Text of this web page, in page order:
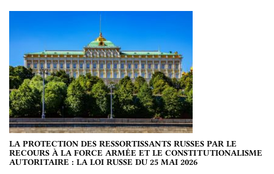
LA PROTECTION DES RESSORTISSANTS RUSSES PAR LE
RECOURS À LA FORCE ARMÉE ET LE CONSTITUTIONALISME
AUTORITAIRE : LA LOI RUSSE DU 25 MAI 2026